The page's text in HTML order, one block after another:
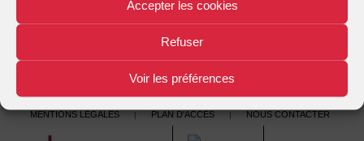
Accepter les cookies
Refuser
Voir les préférences
Mentions légales | Plan d'accès | Nous contacter